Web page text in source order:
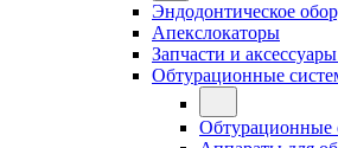
Эндодонтическое
Апекслокаторы
Запчасти и
Обтурационные
Обтурационные